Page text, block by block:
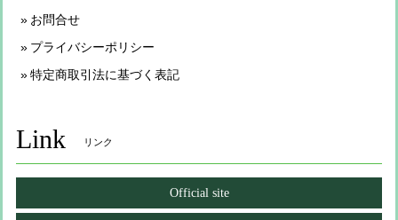
お問合せ
プライバシーポリシー
特定商取引法に基づく表記
Link リンク
Official site